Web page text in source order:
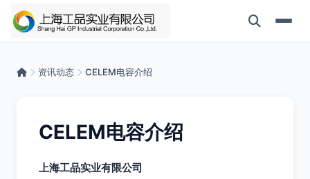
资讯动态 CELEM电容介绍
CELEM电容介绍
上海工品实业有限公司